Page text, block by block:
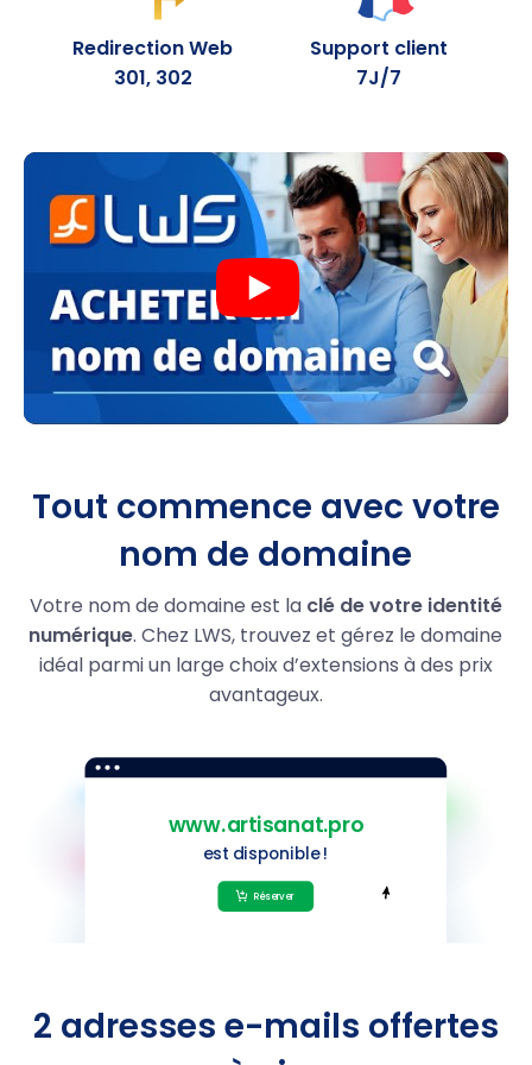
.fun
30.99
0,99 €
.pics
27.99
.mom
29.99 1,99 €
.monster
14.59 1,99 €
.quest
14.59 1,99 €
.beauty
14.59
1,99 €
.hair
14.59 1,99 €
.makeup
14.59
1,99 €
.autos
14.59 1,99 €
1,99 €
.photo
29,99 €
Redirection Web
301, 302
Support client
7J/7
Tout commence avec votre
nom de domaine
Votre nom de domaine est la clé de votre identité
numérique. Chez LWS, trouvez et gérez le domaine
idéal parmi un large choix d’extensions à des prix
avantageux.
2 adresses e-mails offertes